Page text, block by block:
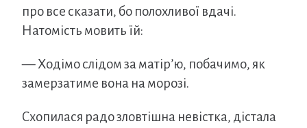
про все сказати, бо полохливої вдачі.
Натомість мовить їй:
— Ходімо слідом за матір’ю, побачимо, як
замерзатиме вона на морозі.
Схопилася радо зловтішна невістка, дістала